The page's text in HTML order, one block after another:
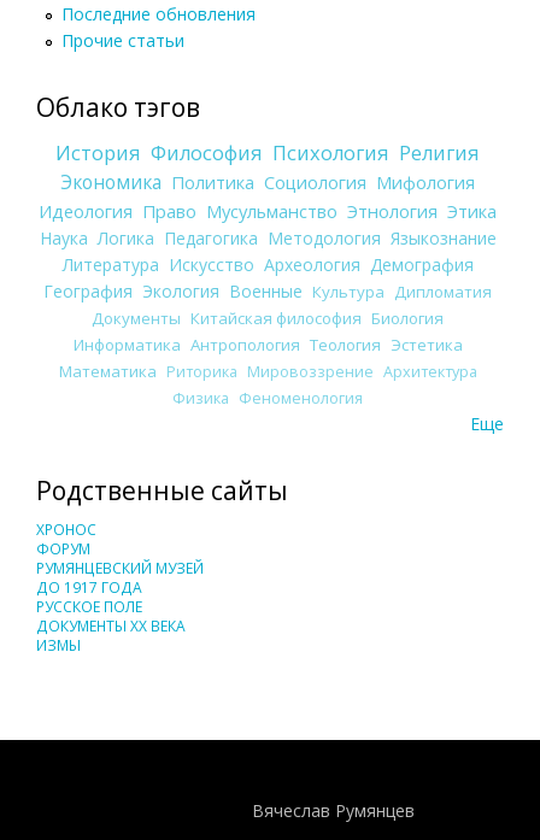
Последние обновления
Прочие статьи
Облако тэгов
История Философия Психология Религия
Экономика Политика Социология Мифология
Идеология Право Мусульманство Этнология Этика
Наука Логика Педагогика Методология Языкознание
Литература Искусство Археология Демография
География Экология Военные Культура
Дипломатия
Документы Китайская философия Биология
Информатика Антропология Теология Эстетика
Математика Риторика Мировоззрение Архитектура
Физика Феноменология
Еще
Родственные сайты
ХРОНОС
ФОРУМ
РУМЯНЦЕВСКИЙ МУЗЕЙ
ДО 1917 ГОДА
РУССКОЕ ПОЛЕ
ДОКУМЕНТЫ XX ВЕКА
ИЗМЫ
Вячеслав Румянцев